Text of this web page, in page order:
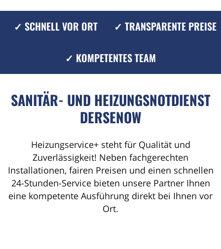
✓ SCHNELL VOR ORT ✓ TRANSPARENTE PREISE
✓ KOMPETENTES TEAM
SANITÄR- UND HEIZUNGSNOTDIENST
DERSENOW
Heizungservice+ steht für Qualität und
Zuverlässigkeit! Neben fachgerechten
Installationen, fairen Preisen und einen schnellen
24-Stunden-Service bieten unsere Partner Ihnen
eine kompetente Ausführung direkt bei Ihnen vor
Ort.